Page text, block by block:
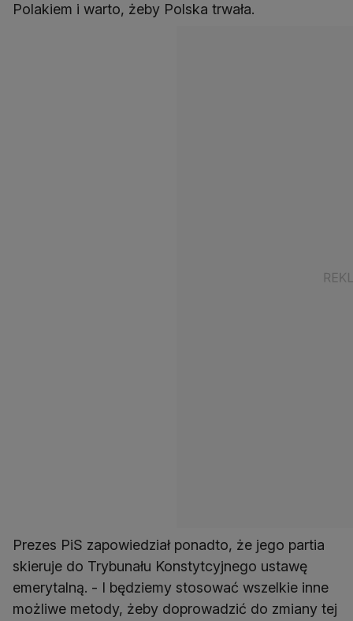
Polakiem i warto, żeby Polska trwała.
Prezes PiS zapowiedział ponadto, że jego partia
skieruje do Trybunału Konstytcyjnego ustawę
emerytalną. - I będziemy stosować wszelkie inne
możliwe metody, żeby doprowadzić do zmiany tej